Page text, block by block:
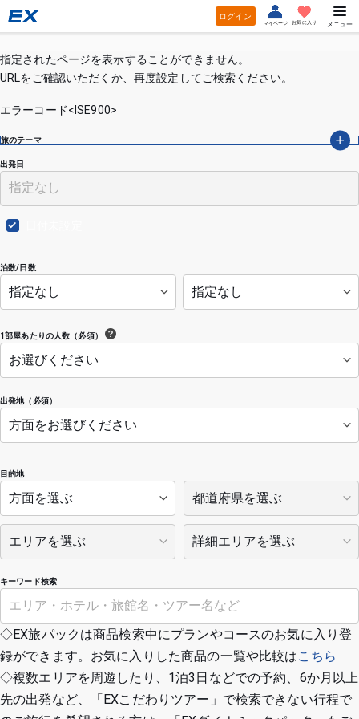
ログイン
マイページ お気に入り メニュー
指定されたページを表示することができません。
URLをご確認いただくか、再度設定してご検索ください。
エラーコード<ISE900>
出発地（必須）
出発日
泊数/日数
1部屋あたりの人数（必須）
目的地
キーワード検索
旅のテーマ
◇EX旅パックは商品検索中にプランやコースのお気に入り登
録ができます。お気に入りした商品の一覧や比較はこちら
◇複数エリアを周遊したり、1泊3日などでの予約、6か月以上
先の出発など、「EXこだわりツアー」で検索できない行程で